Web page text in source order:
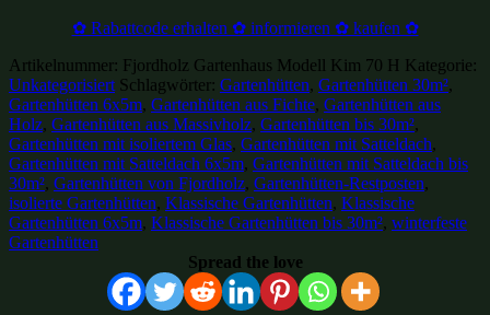
✿ Rabattcode erhalten ✿ informieren ✿ kaufen ✿
Artikelnummer: Fjordholz Gartenhaus Modell Kim 70 H Kategorie:
Unkategorisiert Schlagwörter: Gartenhütten, Gartenhütten 30m²,
Gartenhütten 6x5m, Gartenhütten aus Fichte, Gartenhütten aus
Holz, Gartenhütten aus Massivholz, Gartenhütten bis 30m²,
Gartenhütten mit isoliertem Glas, Gartenhütten mit Satteldach,
Gartenhütten mit Satteldach 6x5m, Gartenhütten mit Satteldach bis
30m², Gartenhütten von Fjordholz, Gartenhütten-Restposten,
isolierte Gartenhütten, Klassische Gartenhütten, Klassische
Gartenhütten 6x5m, Klassische Gartenhütten bis 30m², winterfeste
Gartenhütten
Spread the love